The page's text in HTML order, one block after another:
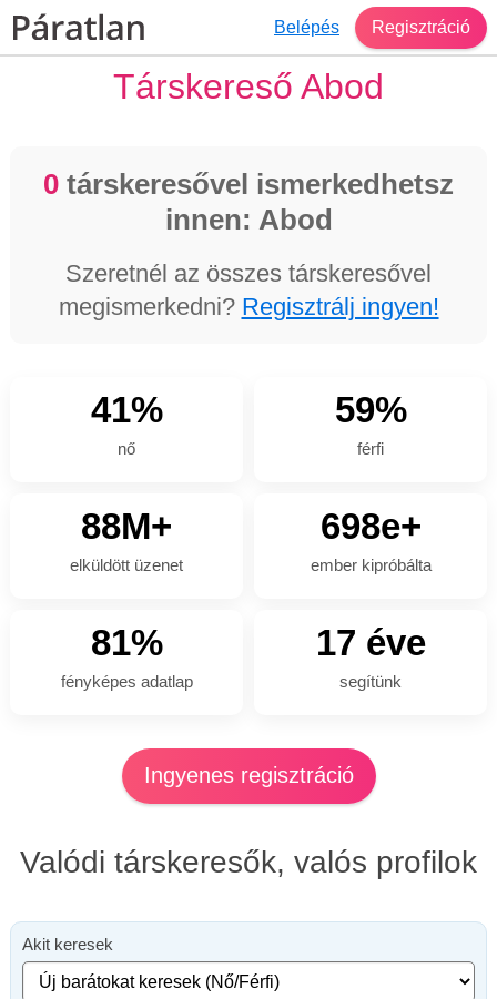
Belépés Regisztráció
Társkereső Abod
0 társkeresővel ismerkedhetsz
innen: Abod
Szeretnél az összes társkeresővel
megismerkedni? Regisztrálj ingyen!
41%
nő
59%
férfi
88M+
elküldött üzenet
698e+
ember kipróbálta
81%
fényképes adatlap
17 éve
segítünk
Ingyenes regisztráció
Valódi társkeresők, valós profilok
Akit keresek